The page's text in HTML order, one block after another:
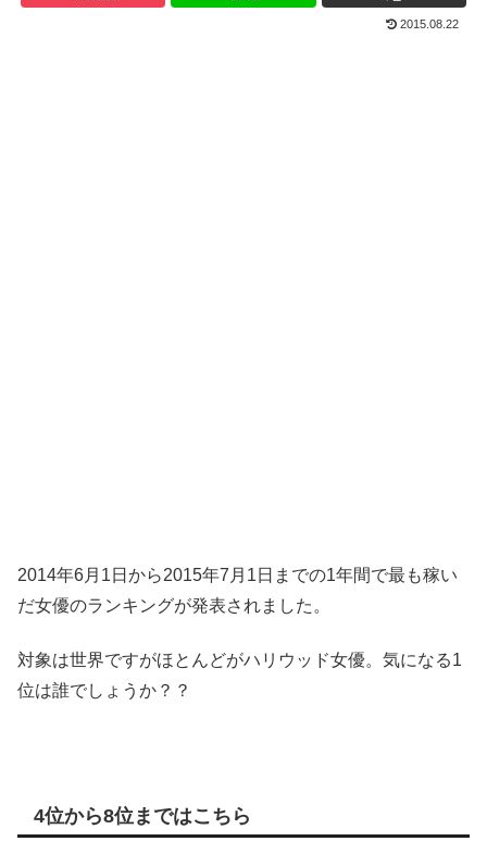
2015.08.22
2014年6月1日から2015年7月1日までの1年間で最も稼い
だ女優のランキングが発表されました。
対象は世界ですがほとんどがハリウッド女優。気になる1
位は誰でしょうか？？
4位から8位まではこちら